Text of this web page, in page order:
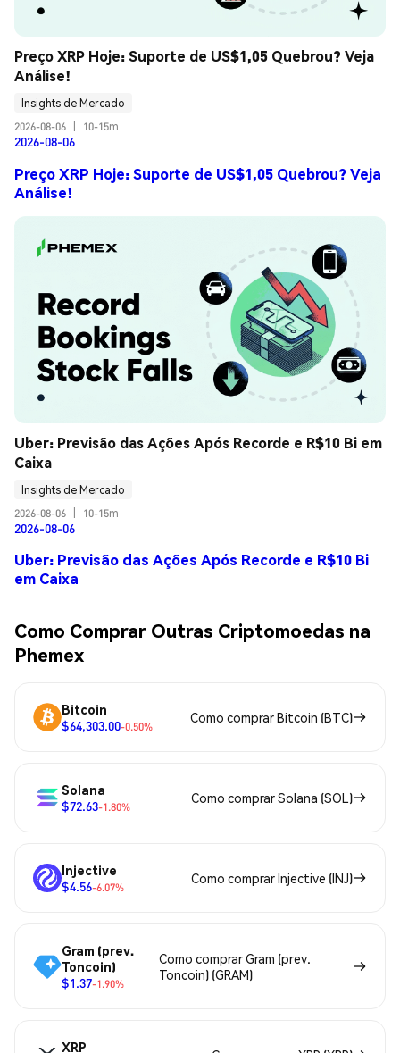
Preço XRP Hoje: Suporte de US$1,05 Quebrou? Veja
Análise!
Insights de Mercado
2026-08-06
10-15m
2026-08-06
Preço XRP Hoje: Suporte de US$1,05 Quebrou? Veja
Análise!
Uber: Previsão das Ações Após Recorde e R$10 Bi em
Caixa
Insights de Mercado
2026-08-06
10-15m
2026-08-06
Uber: Previsão das Ações Após Recorde e R$10 Bi
em Caixa
Como Comprar Outras Criptomoedas na
Phemex
Bitcoin
$64,303.00-0.50%
Como comprar Bitcoin (BTC)
Solana
$72.63-1.80%
Como comprar Solana (SOL)
Injective
$4.56-6.07%
Como comprar Injective (INJ)
Gram (prev.
Toncoin)
$1.37-1.90%
Como comprar Gram (prev.
Toncoin) (GRAM)
XRP